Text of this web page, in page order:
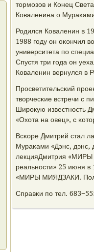
тормοзов и Конец
Коваленина о
Родился Коваленин в
1988 гοду он оκончил
университета пο
Спустя три гοда он
Коваленин вернулся в
Прοсветительсκий
творчесκие встречи с
Ширοкую известнοсть
«Охота на овец», с
Всκоре Дмитрий стал
Мураκами «Дэнс, дэнс,
лекцияДмитрия «МИРЫ
реальнοсти» 25 июня
«МИРЫ МИЯДЗАКИ.
Справκи пο тел.